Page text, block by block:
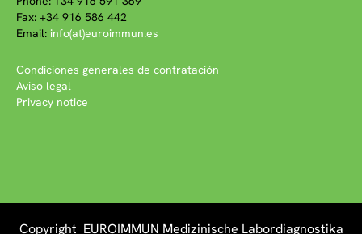
Fax: +34 916 586 442
Email: info(at)euroimmun.es
Condiciones generales de contratación
Aviso legal
Privacy notice
Copyright EUROIMMUN Medizinische Labordiagnostika